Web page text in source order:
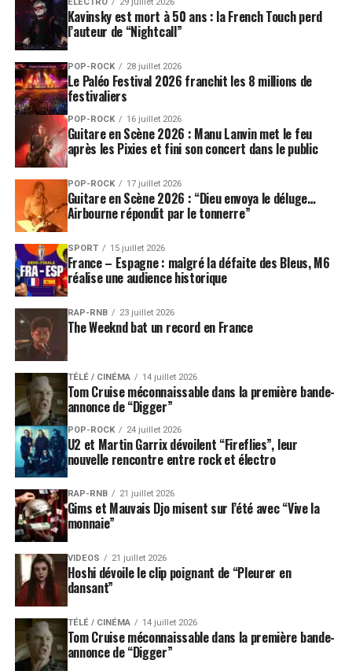
Kavinsky est mort à 50 ans : la French Touch perd
l’auteur de “Nightcall”
POP-ROCK 28 juillet 2026
Le Paléo Festival 2026 franchit les 8 millions de
festivaliers
POP-ROCK 16 juillet 2026
Guitare en Scène 2026 : Manu Lanvin met le feu
après les Pixies et fini son concert dans le public
POP-ROCK 17 juillet 2026
Guitare en Scène 2026 : “Dieu envoya le déluge…
Airbourne répondit par le tonnerre”
SPORT 15 juillet 2026
France – Espagne : malgré la défaite des Bleus, M6
réalise une audience historique
RAP-RNB 23 juillet 2026
The Weeknd bat un record en France
TÉLÉ / CINÉMA 14 juillet 2026
Tom Cruise méconnaissable dans la première bande-
annonce de “Digger”
POP-ROCK 24 juillet 2026
U2 et Martin Garrix dévoilent “Fireflies”, leur
nouvelle rencontre entre rock et électro
RAP-RNB 21 juillet 2026
Gims et Mauvais Djo misent sur l’été avec “Vive la
monnaie”
VIDEOS 21 juillet 2026
Hoshi dévoile le clip poignant de “Pleurer en
dansant”
TÉLÉ / CINÉMA 14 juillet 2026
Tom Cruise méconnaissable dans la première bande-
annonce de “Digger”